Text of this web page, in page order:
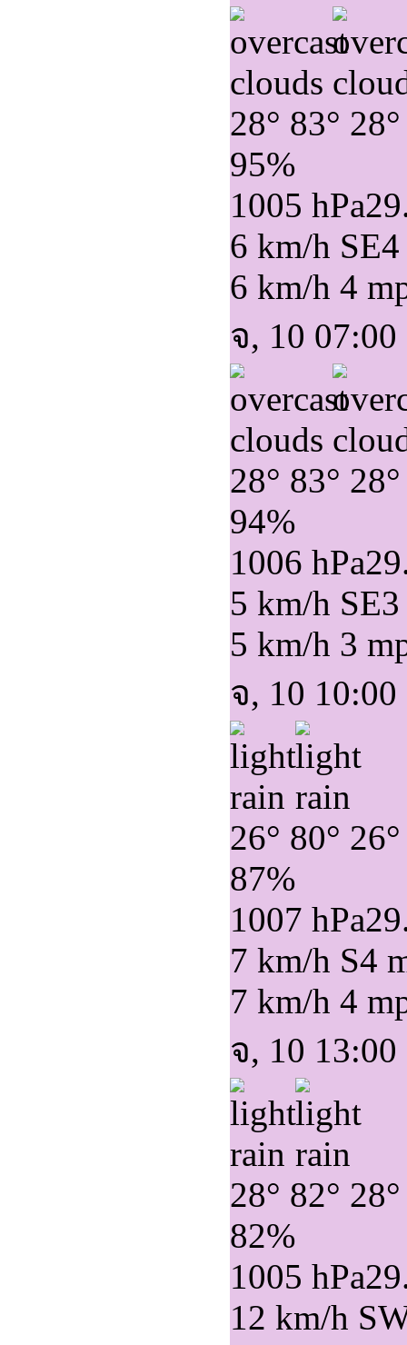
28° 83° 28°
95%
1005 hPa
6 km/h SE4
6 km/h 4
จ, 10 07:00
28° 83° 28°
94%
1006 hPa
5 km/h SE
5 km/h 3
จ, 10 10:00
26° 80° 26°
87%
1007 hPa
7 km/h S4
7 km/h 4
จ, 10 13:00
28° 82° 28°
82%
1005 hPa
12 km/h